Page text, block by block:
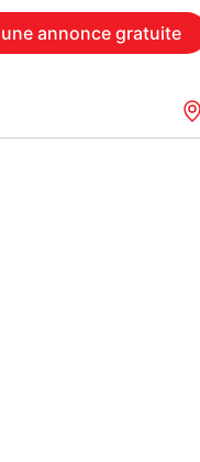
une annonce gratuite